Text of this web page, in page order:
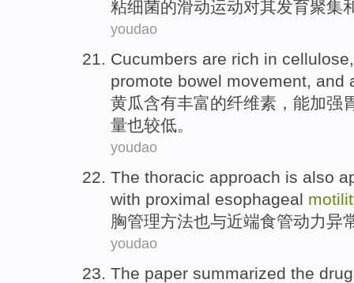
粘细菌的滑动运动对其发育聚集
youdao
Cucumbers are rich in cellulose
promote bowel movement, and
黄瓜含有丰富的纤维素 ， 能加强
量也较低。
youdao
The thoracic approach is also
with proximal esophageal
胸管理方法也与近端食管动力异
youdao
The paper summarized the